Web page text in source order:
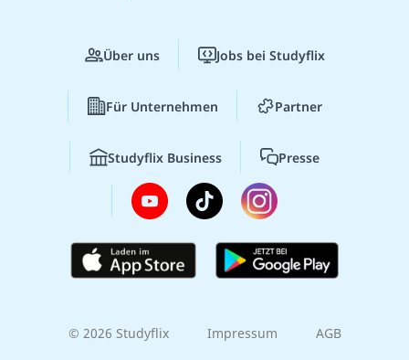
Über uns Jobs bei Studyflix
Für Unternehmen Partner
Studyflix Business Presse
© 2026 Studyflix Impressum AGB